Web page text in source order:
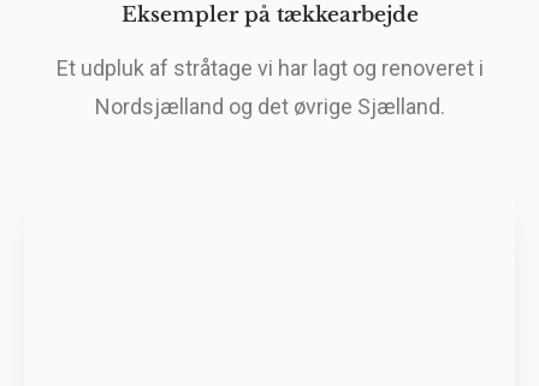
Eksempler på tækkearbejde
Et udpluk af stråtage vi har lagt og renoveret i
Nordsjælland og det øvrige Sjælland.